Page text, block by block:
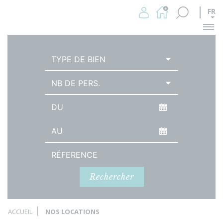
FR
TYPE DE BIEN
NB DE PERS.
Référence
Rechercher
ACCUEIL NOS LOCATIONS